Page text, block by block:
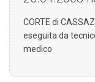
CORTE di
eseguita da
medico